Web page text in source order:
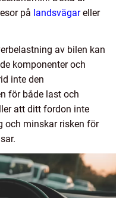
på landsvägareller
av bilen kan
komponenter och
inte den
för både last och
att ditt fordon inte
och minskar risken för